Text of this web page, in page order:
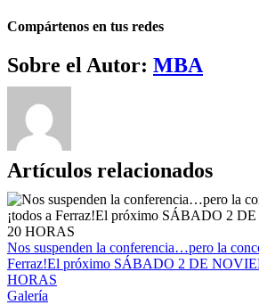
Compártenos en tus redes
Facebook
Twitter
WhatsApp
Telegram
Correo
electrónico
Sobre el Autor: MBA
Artículos relacionados
Nos suspenden la conferencia…pero la
Ferraz!El próximo SÁBADO 2 DE
HORAS
Galería